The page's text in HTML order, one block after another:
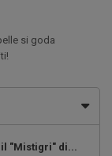
il "Mistigri" di...
si goda